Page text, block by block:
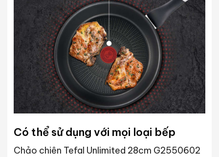
Có thể sử dụng với mọi loại bếp
Chảo chiên Tefal Unlimited 28cm G2550602